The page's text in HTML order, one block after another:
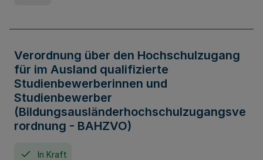
Verordnung über den Hochschulzugang
für im Ausland qualifizierte
Studienbewerberinnen und
Studienbewerber
(Bildungsausländerhochschulzugangsve
rordnung - BAHZVO)
In Kraft